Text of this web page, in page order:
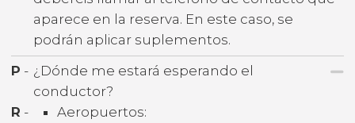
aparece en la reserva. En este caso, se
podrán aplicar suplementos.
P - ¿Dónde me estará esperando el
conductor?
R -
Aeropuertos: